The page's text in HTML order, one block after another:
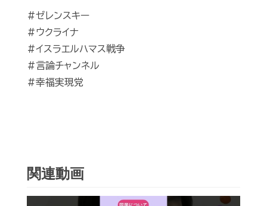
#ゼレンスキー
#ウクライナ
#イスラエルハマス戦争
#言論チャンネル
#幸福実現党
関連動画